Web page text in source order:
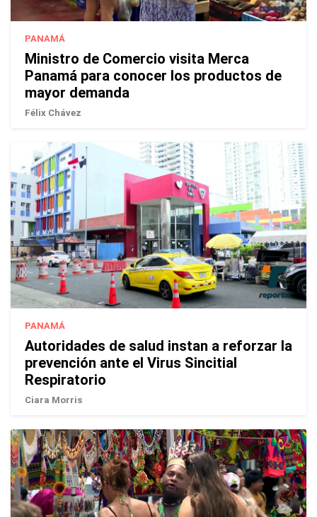
PANAMÁ
Ministro de Comercio visita Merca
Panamá para conocer los productos de
mayor demanda
Félix Chávez
PANAMÁ
Autoridades de salud instan a reforzar la
prevención ante el Virus Sincitial
Respiratorio
Ciara Morris